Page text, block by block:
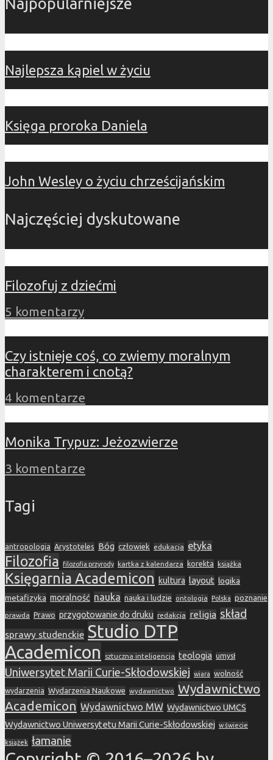
Najlepsza kąpiel w życiu
Księga proroka Daniela
John Wesley o życiu chrześcijańskim
Najczęściej dyskutowane
Filozofuj z dziećmi
5 komentarzy
Czy istnieje coś, co zwiemy moralnym
charakterem i cnotą?
4 komentarze
Monika Trypuz: Jeżozwierze
3 komentarze
Tagi
antropologia Arystoteles Bóg człowiek edukacja etyka
Filozofia filozofia przyrody kartka z kalendarza korekta książka
Księgarnia Academicon kultura layout logika
metafizyka moralność nauka nauka i ludzie ontologia Polska poznanie
prawda Prawo przygotowanie do druku redakcja religia skład
sprawy studenckie Studio DTP
Academicon
sztuczna inteligencja teologia umysł
Uniwersytet Marii Curie-Skłodowskiej wiara wolność
wydarzenia Wydarzenia Naukowe wydawnictwo Wydawnictwo
Academicon Wydawnictwo MW Wydawnictwo UMCS
Wydawnictwo Uniwersytetu Marii Curie-Skłodowskiej w świecie
książek łamanie